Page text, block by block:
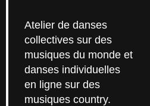
Atelier de danses
collectives sur des
musiques du monde et
danses individuelles
en ligne sur des
musiques country.